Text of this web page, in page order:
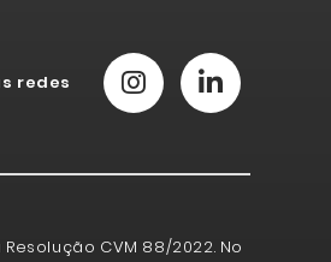
redes
Resolução CVM 88/2022. No